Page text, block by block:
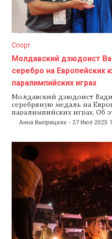
Спорт
Молдавский дзюдоист
серебро на Европейских
паралимпийских играх
Молдавский дзюдоист
серебряную медаль на
паралимпийских играх. Об
министерство
занял второе место в
релизе министерства,
Европейских юношеских
Соревнования проходят в
Анна Выприцких - 27 Июл 2025